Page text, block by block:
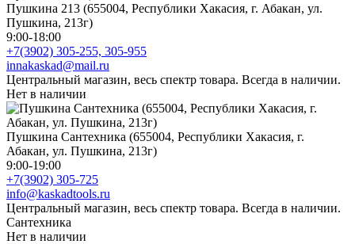
Пушкина 213 (655004, Республики Хакасия, г. Абакан, ул.
Пушкина, 213г)
9:00-18:00
+7(3902) 305-255, 305-955
innakaskad@mail.ru
Центральный магазин, весь спектр товара. Всегда в наличии.
Нет в наличии
Пушкина Сантехника (655004, Республики Хакасия, г.
Абакан, ул. Пушкина, 213г)
9:00-19:00
+7(3902) 305-725
info@kaskadtools.ru
Центральный магазин, весь спектр товара. Всегда в наличии.
Сантехника
Нет в наличии